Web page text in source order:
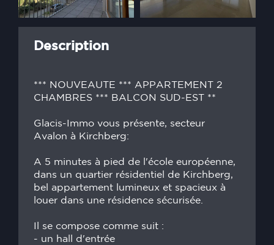
Description
*** NOUVEAUTE *** APPARTEMENT 2
CHAMBRES *** BALCON SUD-EST **
Glacis-Immo vous présente, secteur
Avalon à Kirchberg:
A 5 minutes à pied de l'école européenne,
dans un quartier résidentiel de Kirchberg,
bel appartement lumineux et spacieux à
louer dans une résidence sécurisée.
Il se compose comme suit :
- un hall d'entrée